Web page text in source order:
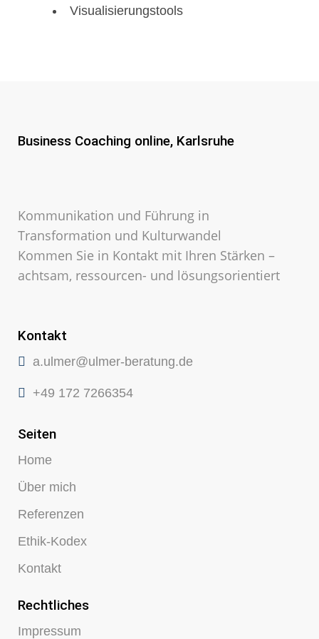
Visualisierungstools
Business Coaching online, Karlsruhe
Kommunikation und Führung in
Transformation und Kulturwandel
Kommen Sie in Kontakt mit Ihren Stärken –
achtsam, ressourcen- und lösungsorientiert
Kontakt
a.ulmer@ulmer-beratung.de
+49 172 7266354
Seiten
Home
Über mich
Referenzen
Ethik-Kodex
Kontakt
Rechtliches
Impressum